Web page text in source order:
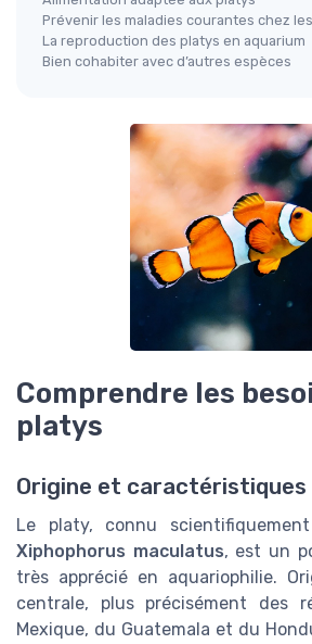
Prévenir les maladies courantes chez
La reproduction des platys en aquarium
Bien cohabiter avec d’autres espèces
Comprendre les
platys
Origine et
Le platy, connu
Xiphophorus maculatus, est un
très apprécié en aquariophilie.
centrale, plus précisément des
Mexique, du Guatemala et du